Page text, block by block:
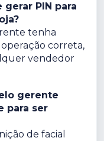
PIN para
tenha
correta,
vendedor
gerente
para ser
de facial